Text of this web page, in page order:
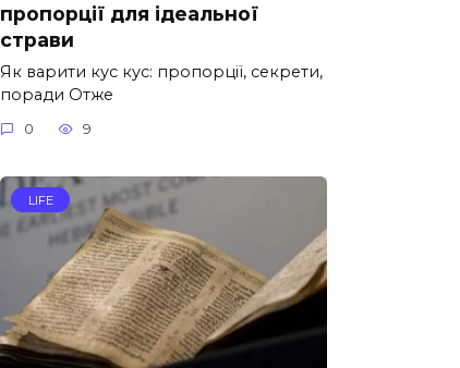
пропорції для ідеальної
страви
Як варити кус кус: пропорції, секрети,
поради Отже
0 9
LIFE